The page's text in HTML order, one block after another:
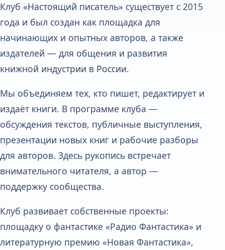
Клуб «Настоящий писатель» существует с 2015
года и был создан как площадка для
начинающих и опытных авторов, а также
издателей — для общения и развития
книжной индустрии в России.
Мы объединяем тех, кто пишет, редактирует и
издаёт книги. В программе клуба —
обсуждения текстов, публичные выступления,
презентации новых книг и рабочие разборы
для авторов. Здесь рукопись встречает
внимательного читателя, а автор —
поддержку сообщества.
Клуб развивает собственные проекты:
площадку о фантастике «Радио Фантастика» и
литературную премию «Новая Фантастика»,